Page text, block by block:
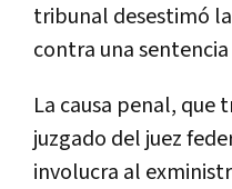
tribunal desestimó
contra una
La causa penal, que
juzgado del juez
involucra al